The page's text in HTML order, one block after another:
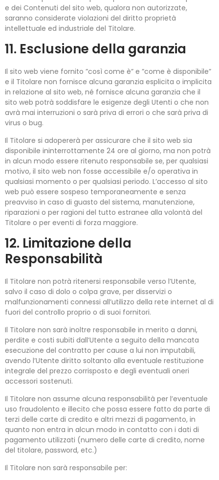
e dei Contenuti del sito web, qualora non autorizzate,
saranno considerate violazioni del diritto proprietà
intellettuale ed industriale del Titolare.
11. Esclusione della garanzia
Il sito web viene fornito ”così come è” e ”come è disponibile”
e il Titolare non fornisce alcuna garanzia esplicita o implicita
in relazione al sito web, né fornisce alcuna garanzia che il
sito web potrà soddisfare le esigenze degli Utenti o che non
avrà mai interruzioni o sarà priva di errori o che sarà priva di
virus o bug.
Il Titolare si adopererà per assicurare che il sito web sia
disponibile ininterrottamente 24 ore al giorno, ma non potrà
in alcun modo essere ritenuto responsabile se, per qualsiasi
motivo, il sito web non fosse accessibile e/o operativa in
qualsiasi momento o per qualsiasi periodo. L’accesso al sito
web può essere sospeso temporaneamente e senza
preavviso in caso di guasto del sistema, manutenzione,
riparazioni o per ragioni del tutto estranee alla volontà del
Titolare o per eventi di forza maggiore.
12. Limitazione della
Responsabilità
Il Titolare non potrà ritenersi responsabile verso l’Utente,
salvo il caso di dolo o colpa grave, per disservizi o
malfunzionamenti connessi all’utilizzo della rete internet al di
fuori del controllo proprio o di suoi fornitori.
Il Titolare non sarà inoltre responsabile in merito a danni,
perdite e costi subiti dall’Utente a seguito della mancata
esecuzione del contratto per cause a lui non imputabili,
avendo l’Utente diritto soltanto alla eventuale restituzione
integrale del prezzo corrisposto e degli eventuali oneri
accessori sostenuti.
Il Titolare non assume alcuna responsabilità per l’eventuale
uso fraudolento e illecito che possa essere fatto da parte di
terzi delle carte di credito e altri mezzi di pagamento, in
quanto non entra in alcun modo in contatto con i dati di
pagamento utilizzati (numero delle carte di credito, nome
del titolare, password, etc.)
Il Titolare non sarà responsabile per: